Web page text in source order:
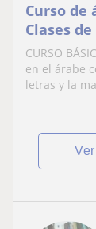
Curso de
Clases
CURSO
en el árabe
letras y la